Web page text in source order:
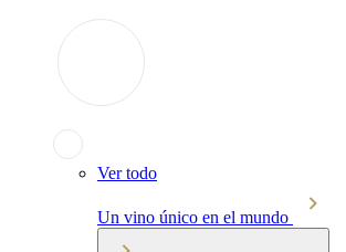
Ver todo
Un vino único en el mundo